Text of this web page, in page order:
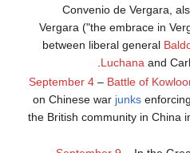
Convenio de Vergara,
Vergara ("the embrace in
between liberal general
Luchana and
September 4– Battle of
on Chinese war junks
the British community in China